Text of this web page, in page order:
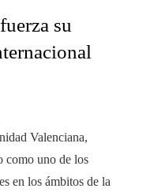
su
Valenciana,
como uno de los
en los ámbitos de la